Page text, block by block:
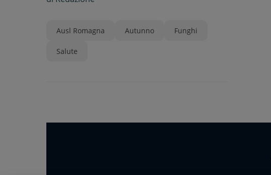
Ausl Romagna Autunno Funghi
Salute